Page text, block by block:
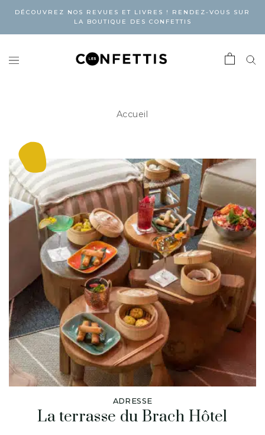
DÉCOUVREZ NOS REVUES ET LIVRES ! RENDEZ-VOUS SUR
LA BOUTIQUE DES CONFETTIS
Accueil
ADRESSE
La terrasse du Brach Hôtel